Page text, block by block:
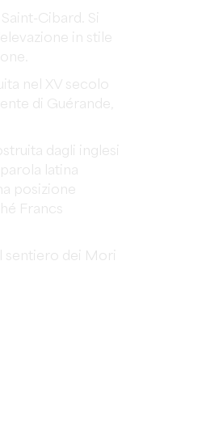
Cibard. Si
in stile
nel XV secolo
di Guérande,
dagli inglesi
latina
posizione
Francs
sentiero dei Mori